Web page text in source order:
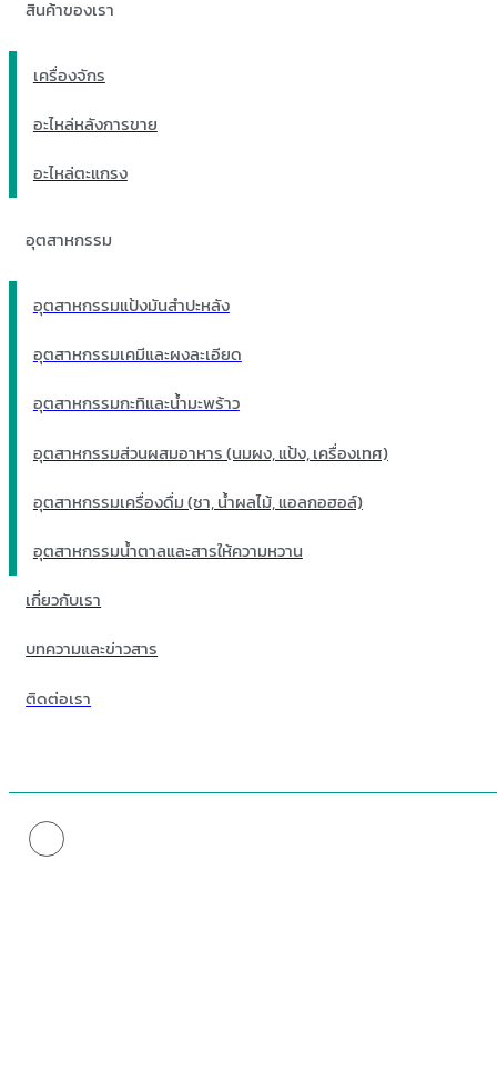
สินค้าของเรา
เครื่องจักร
อะไหล่หลังการขาย
อะไหล่ตะแกรง
อุตสาหกรรม
อุตสาหกรรมแป้งมันสำปะหลัง
อุตสาหกรรมเคมีและผงละเอียด
อุตสาหกรรมกะทิและน้ำมะพร้าว
อุตสาหกรรมส่วนผสมอาหาร (นมผง, แป้ง, เครื่องเทศ)
อุตสาหกรรมเครื่องดื่ม (ชา, น้ำผลไม้, แอลกอฮอล์)
อุตสาหกรรมน้ำตาลและสารให้ความหวาน
เกี่ยวกับเรา
บทความและข่าวสาร
ติดต่อเรา